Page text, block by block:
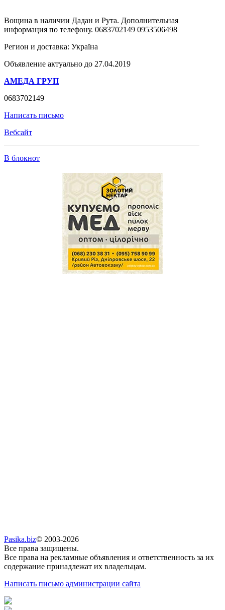
Вощина в наличии Дадан и Рута. Дополнительная
информация по телефону. 0683702149 0953506498
Регион и доставка: Україна
Объявление актуально до 27.04.2019
АМЕДА ГРУП
0683702149
Написать письмо
Вебсайт
В блокнот
Pasika.biz© 2003-2026
Все права защищены.
Все права на рекламные объявления и ответственность за их
содержание принадлежат их владельцам.
Написать письмо администрации сайта